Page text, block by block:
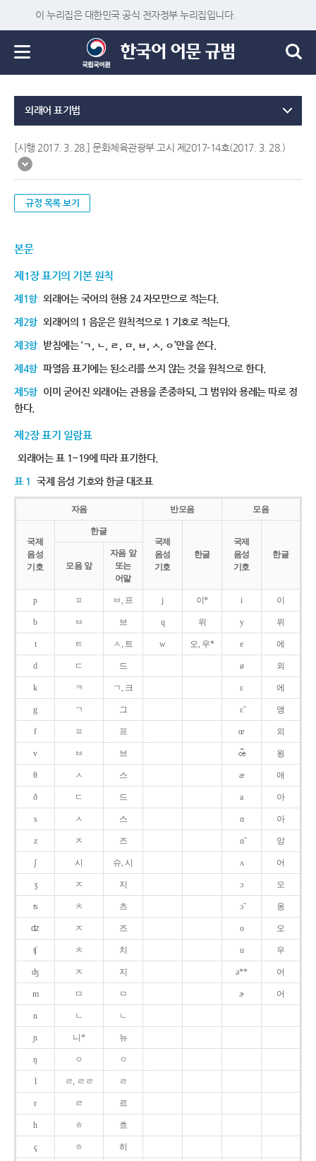
이 누리집은 대한민국 공식 전자정부 누리집입니다.
외래어 표기법
[시행 2017. 3. 28.] 문화체육관광부 고시 제2017-14호(2017. 3. 28.)
규정 목록 보기
본문
제1장 표기의 기본 원칙
제1항 외래어는 국어의 현용 24 자모만으로 적는다.
제2항 외래어의 1 음운은 원칙적으로 1 기호로 적는다.
제3항 받침에는 ‘ㄱ, ㄴ, ㄹ, ㅁ, ㅂ, ㅅ, ㅇ’만을 쓴다.
제4항 파열음 표기에는 된소리를 쓰지 않는 것을 원칙으로 한다.
제5항 이미 굳어진 외래어는 관용을 존중하되, 그 범위와 용례는 따로 정
한다.
제2장 표기 일람표
외래어는 표 1~19에 따라 표기한다.
표 1 국제 음성 기호와 한글 대조표
자음 반모음 모음
국제
음성
기호
한글
국제
음성
기호
한글
국제
음성
기호
한글
모음 앞
자음 앞
또는
어말
p ㅍ ㅂ, 프 j 이* i 이
b ㅂ 브 ɥ 위 y 위
t ㅌ ㅅ, 트 w 오, 우* e 에
d ㄷ 드 ø 외
k ㅋ ㄱ, 크 ɛ 에
g ㄱ 그 ɛ̃ 앵
f ㅍ 프 œ 외
v ㅂ 브 욍
θ ㅅ 스 æ 애
ð ㄷ 드 a 아
s ㅅ 스 ɑ 아
z ㅈ 즈 ɑ̃ 앙
ʃ 시 슈, 시 ʌ 어
ʒ ㅈ 지 ɔ 오
ʦ ㅊ 츠 ɔ̃ 옹
ʣ ㅈ 즈 o 오
ʧ ㅊ 치 u 우
ʤ ㅈ 지 ə** 어
m ㅁ ㅁ ɚ 어
n ㄴ ㄴ
ɲ 니* 뉴
ŋ ㅇ ㅇ
l ㄹ, ㄹㄹ ㄹ
r ㄹ 르
h ㅎ 흐
ç ㅎ 히